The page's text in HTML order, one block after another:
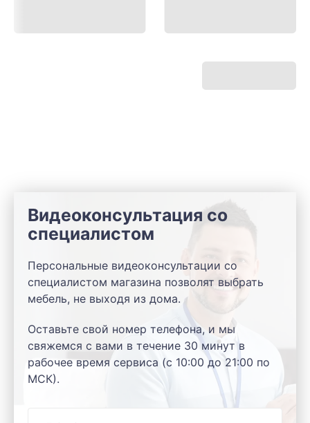
Видеоконсультация со
специалистом
Персональные видеоконсультации со
специалистом магазина позволят выбрать
мебель, не выходя из дома.
Оставьте свой номер телефона, и мы
свяжемся с вами в течение 30 минут в
рабочее время сервиса (с 10:00 до 21:00 по
МСК).